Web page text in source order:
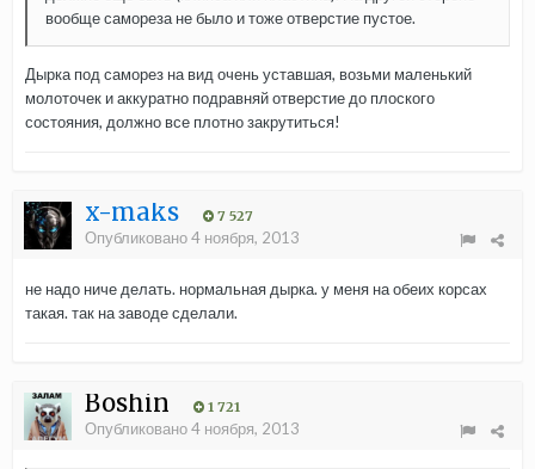
вообще самореза не было и тоже отверстие пустое.
Дырка под саморез на вид очень уставшая, возьми маленький
молоточек и аккуратно подравняй отверстие до плоского
состояния, должно все плотно закрутиться!
x-maks 7 527
Опубликовано4 ноября, 2013
не надо ниче делать. нормальная дырка. у меня на обеих корсах
такая. так на заводе сделали.
Boshin 1 721
Опубликовано4 ноября, 2013